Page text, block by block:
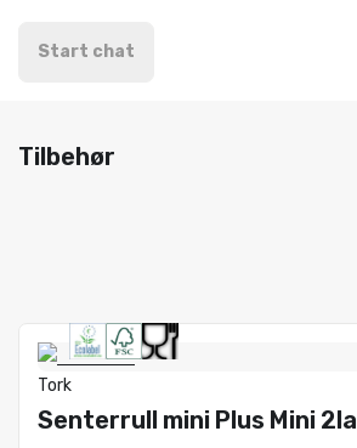
Start chat
Tilbehør
Tork
Senterrull mini Plus Mini